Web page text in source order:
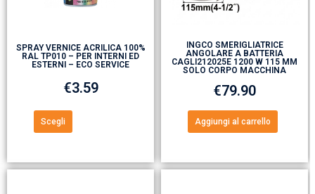
SPRAY VERNICE ACRILICA 100%
RAL TP010 – PER INTERNI ED
ESTERNI – ECO SERVICE
€3.59
Scegli
INGCO SMERIGLIATRICE
ANGOLARE A BATTERIA
CAGLI212025E 1200 W 115 MM
SOLO CORPO MACCHINA
€79.90
Aggiungi al carrello